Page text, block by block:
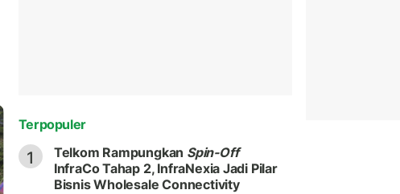
Terpopuler
1 Telkom Rampungkan Spin-Off
InfraCo Tahap 2, InfraNexia Jadi Pilar
Bisnis Wholesale Connectivity